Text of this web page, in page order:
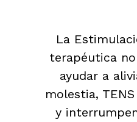
La
terapéutica
ayudar a
molestia,
y